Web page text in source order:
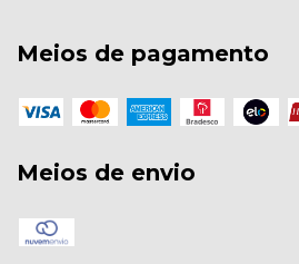
Meios de pagamento
Meios de envio